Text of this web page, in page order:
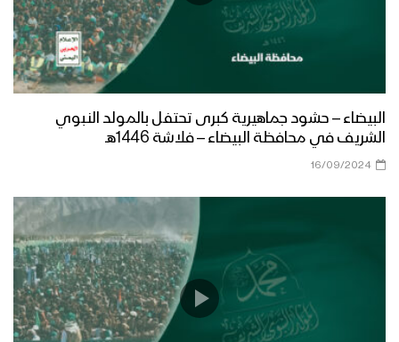
منار العطاء | فرقة وعد الله 1447هـ
ازكى صلاتي والسلام | أداء كوكبة من
المنشدين 1447هـ
مرحباً أهلاً | فرقة أنصار الله 1447هـ
كليب في مديح النور | عبدالسلام القحوم
– حسن خانجي 1447هـ
البيضاء – حشود جماهيرية كبرى تحتفل بالمولد النبوي
الشريف في محافظة البيضاء – فلاشة 1446هـ
16/09/2024